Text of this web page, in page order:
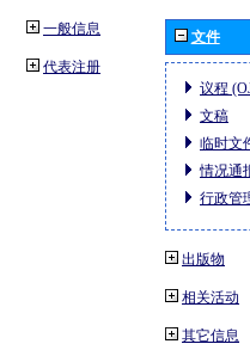
一般信息
代表注册
文件
议程
文稿
临时文
情况通
行政管
出版物
相关活动
其它信息